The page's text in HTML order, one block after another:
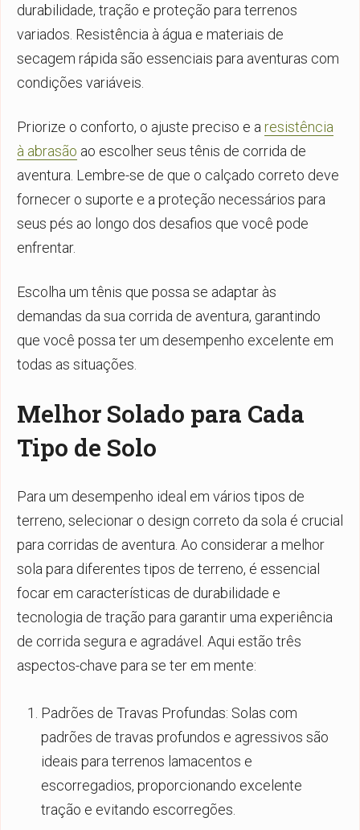
durabilidade, tração e proteção para terrenos
variados. Resistência à água e materiais de
secagem rápida são essenciais para aventuras com
condições variáveis.
Priorize o conforto, o ajuste preciso e a resistência
à abrasão ao escolher seus tênis de corrida de
aventura. Lembre-se de que o calçado correto deve
fornecer o suporte e a proteção necessários para
seus pés ao longo dos desafios que você pode
enfrentar.
Escolha um tênis que possa se adaptar às
demandas da sua corrida de aventura, garantindo
que você possa ter um desempenho excelente em
todas as situações.
Melhor Solado para Cada
Tipo de Solo
Para um desempenho ideal em vários tipos de
terreno, selecionar o design correto da sola é crucial
para corridas de aventura. Ao considerar a melhor
sola para diferentes tipos de terreno, é essencial
focar em características de durabilidade e
tecnologia de tração para garantir uma experiência
de corrida segura e agradável. Aqui estão três
aspectos-chave para se ter em mente:
Padrões de Travas Profundas: Solas com
padrões de travas profundos e agressivos são
ideais para terrenos lamacentos e
escorregadios, proporcionando excelente
tração e evitando escorregões.